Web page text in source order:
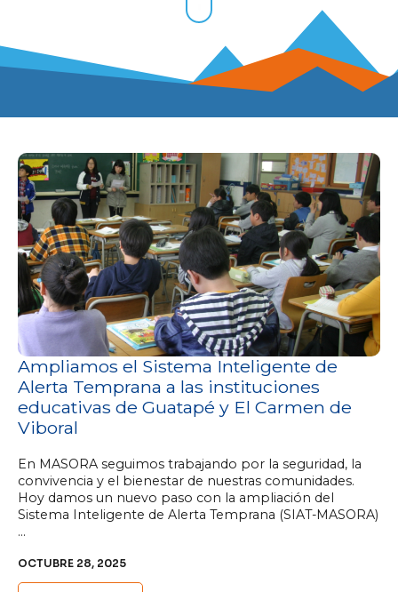
Ampliamos el Sistema Inteligente de
Alerta Temprana a las instituciones
educativas de Guatapé y El Carmen de
Viboral
OCTUBRE 28, 2025
En MASORA seguimos trabajando por la seguridad, la
convivencia y el bienestar de nuestras comunidades.
Hoy damos un nuevo paso con la ampliación del
Sistema Inteligente de Alerta Temprana (SIAT-MASORA)
…